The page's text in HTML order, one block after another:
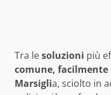
Tra lesoluzioni più
comune,
Marsiglia, sciolto in